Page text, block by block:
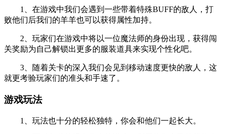
1、在游戏中我们会遇到一些带着特殊BUFF的敌人，打
败他们后我们的羊羊也可以获得属性加持。
2、玩家们在游戏中将以一位魔法师的身份出现，获得闯
关奖励为自己解锁出更多的服装道具来实现个性化吧。
3、随着关卡的深入我们会见到移动速度更快的敌人，这
就更考验玩家们的准头和手速了。
游戏玩法
1、玩法也十分的轻松独特，你会和他们一起长大。